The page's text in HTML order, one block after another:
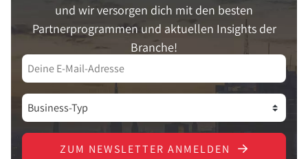
und wir versorgen dich mit den besten
Partnerprogrammen und aktuellen Insights der
Branche!
ZUM NEWSLETTER ANMELDEN